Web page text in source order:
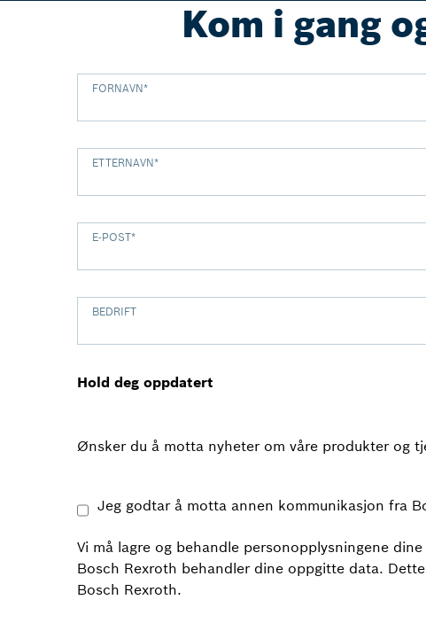
Kom i gang
FORNAVN*
ETTERNAVN*
E-POST*
BEDRIFT
Hold deg oppdatert
Ønsker du å motta nyheter om våre produkter og
Jeg godtar å motta annen kommunikasjon fra
Vi må lagre og behandle personopplysningene
Bosch Rexroth behandler dine oppgitte data.
Bosch Rexroth.